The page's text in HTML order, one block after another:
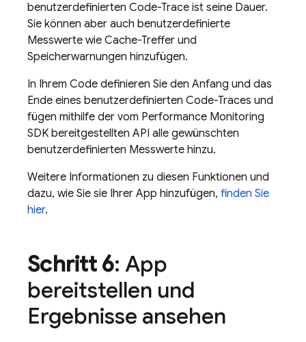
benutzerdefinierten Code-Trace ist seine Dauer.
Sie können aber auch benutzerdefinierte
Messwerte wie Cache-Treffer und
Speicherwarnungen hinzufügen.
In Ihrem Code definieren Sie den Anfang und das
Ende eines benutzerdefinierten Code-Traces und
fügen mithilfe der vom Performance Monitoring
SDK bereitgestellten API alle gewünschten
benutzerdefinierten Messwerte hinzu.
Weitere Informationen zu diesen Funktionen und
dazu, wie Sie sie Ihrer App hinzufügen, finden Sie
hier.
Schritt 6: App
bereitstellen und
Ergebnisse ansehen